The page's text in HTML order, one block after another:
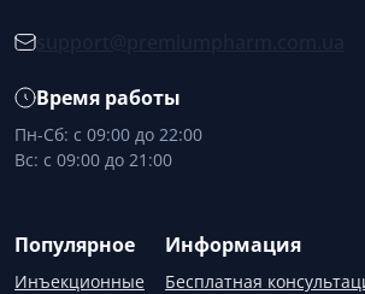
Время работы
Пн-Сб: с 09:00 до 22:00
Вс: с 09:00 до 21:00
Популярное
Инъекционные
Информация
Бесплатная